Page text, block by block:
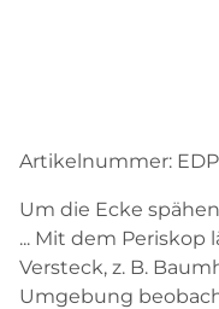
Artikelnummer:
Um die Ecke spähen
... Mit dem Periskop
Versteck, z. B.
Umgebung